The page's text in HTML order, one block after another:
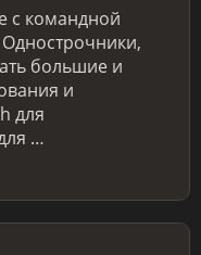
с командной
большие и
и
для
…